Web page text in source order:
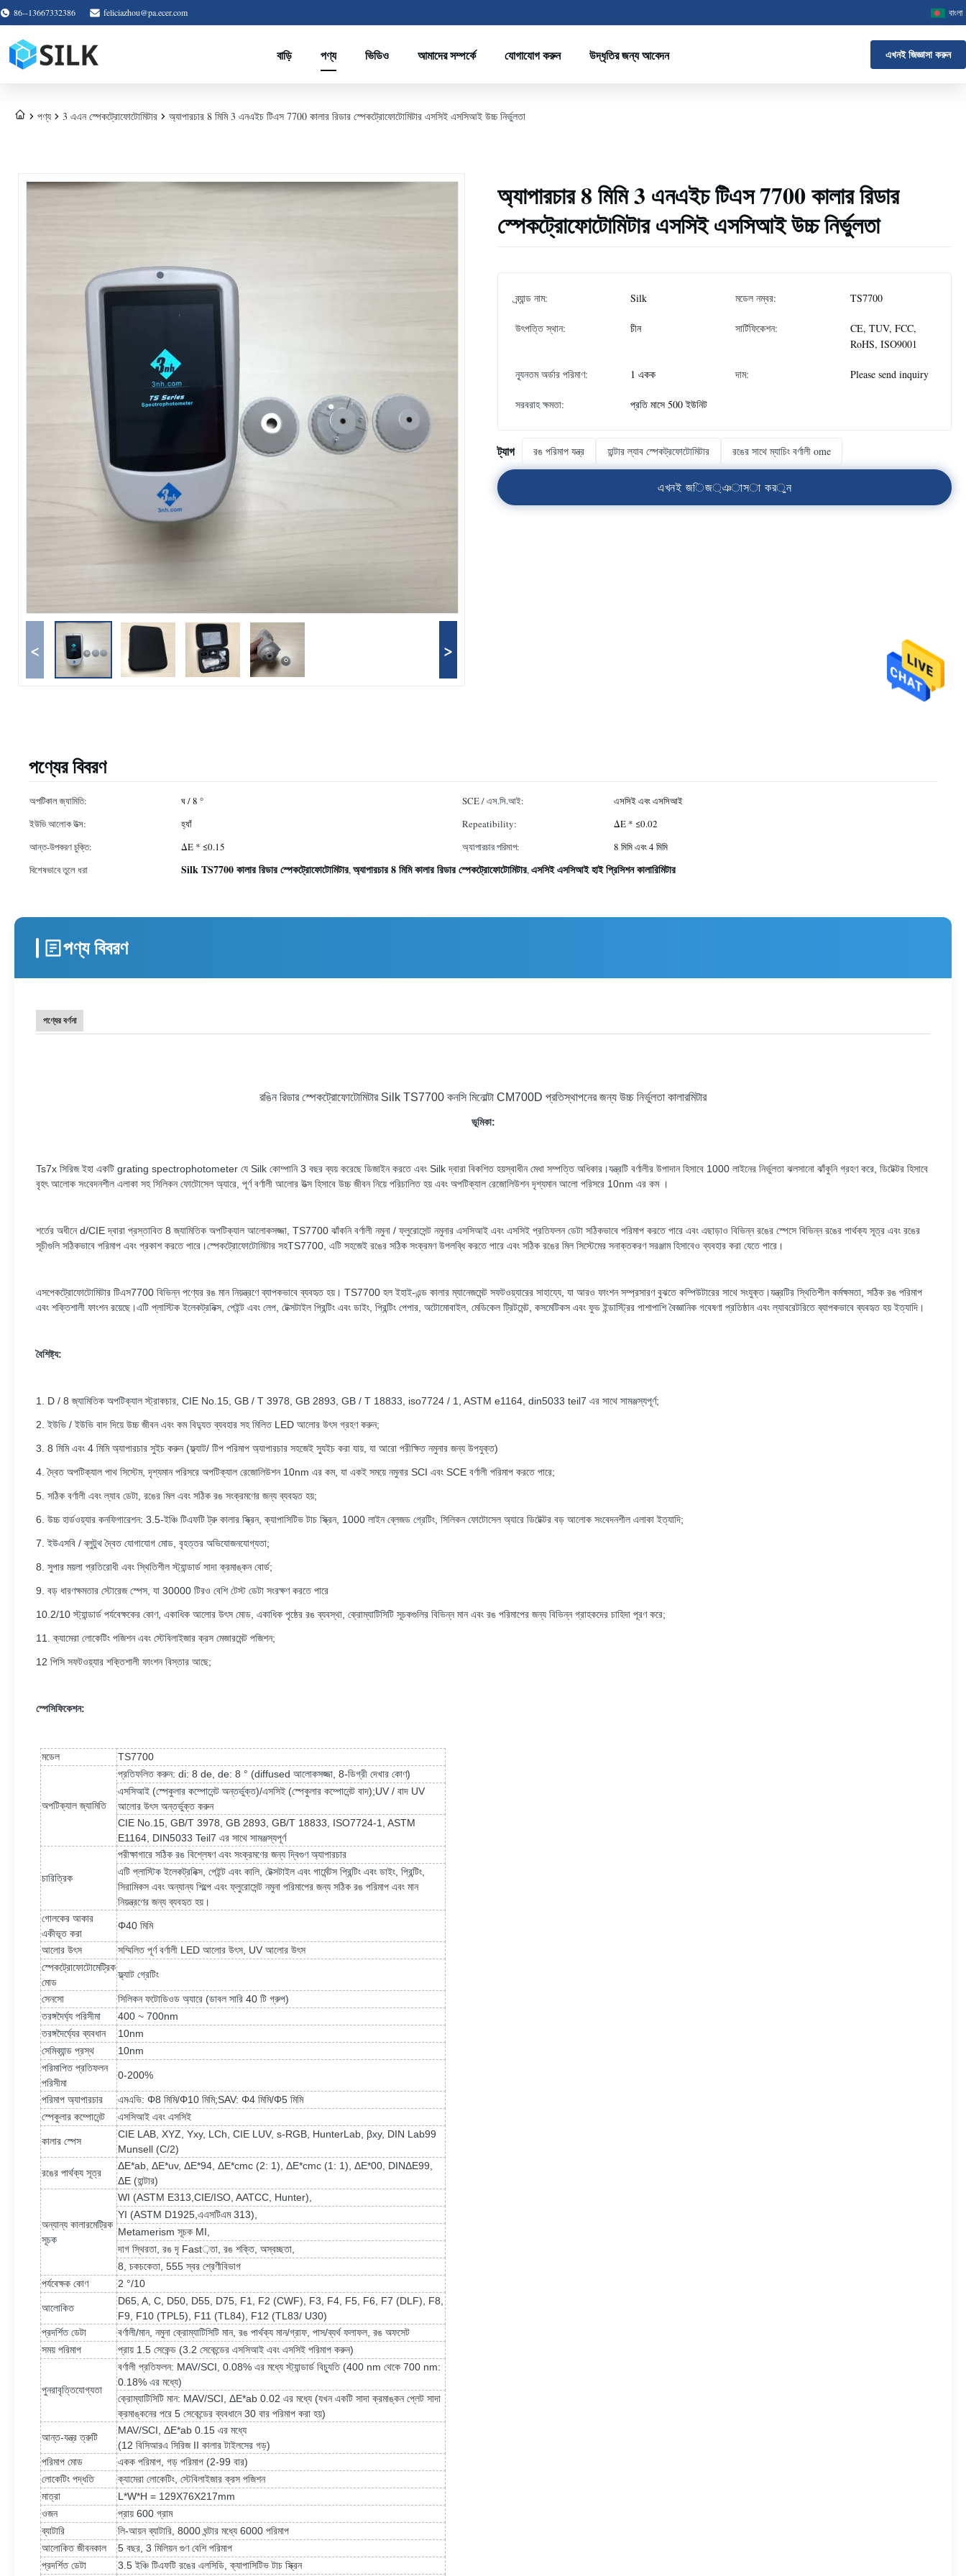
86--13667332386 feliciazhou@pa.ecer.com বাংলা
বাড়ি পণ্য ভিডিও আমাদের সম্পর্কে যোগাযোগ করুন উদ্ধৃতির জন্য আবেদন এখনই জিজ্ঞাসা করুন
পণ্য 3 এএন স্পেকট্রোফোটোমিটার অ্যাপারচার 8 মিমি 3 এনএইচ টিএস 7700 কালার রিডার স্পেকট্রোফোটোমিটার এসসিই এসসিআই উচ্চ নির্ভুলতা
< >
অ্যাপারচার 8 মিমি 3 এনএইচ টিএস 7700 কালার রিডার
স্পেকট্রোফোটোমিটার এসসিই এসসিআই উচ্চ নির্ভুলতা
ব্র্যান্ড নাম: Silk মডেল নম্বর: TS7700
উৎপত্তি স্থান: চীন সার্টিফিকেশন:
CE, TUV, FCC,
RoHS, ISO9001
ন্যূনতম অর্ডার পরিমাণ: 1 একক দাম: Please send inquiry
সরবরাহ ক্ষমতা: প্রতি মাসে 500 ইউনিট
ট্যাগ রঙ পরিমাপ যন্ত্র হান্টার ল্যাব স্পেকট্রফোটোমিটার রঙের সাথে ম্যাচিং বর্ণালী ome
এখনই জিজ্ঞাসা করুন
পণ্যের বিবরণ
অপটিকাল জ্যামিতি: ঘ / 8 ° SCE / এস.সি.আই:
এসসিই এবং এসসিআই
ইউভি আলোক উত্স:
হ্যাঁ Repeatibility:
ΔE * ≤0.02
আন্ত-উপকরণ চুক্তি:
ΔE * ≤0.15 অ্যাপারচার পরিমাপ:
8 মিমি এবং 4 মিমি
বিশেষভাবে তুলে ধরা
Silk TS7700 কালার রিডার স্পেকট্রোফোটোমিটার,অ্যাপারচার 8 মিমি কালার রিডার স্পেকট্রোফোটোমিটার,এসসিই এসসিআই হাই প্রিসিশন কালারিমিটার
পণ্য বিবরণ
পণ্যের বর্ণনা
রঙিন রিডার স্পেকট্রোফোটোমিটার Silk TS7700 কনসি মিনোল্টা CM700D প্রতিস্থাপনের জন্য উচ্চ নির্ভুলতা কালারমিটার
ভূমিকা:
Ts7x সিরিজইহা একটি grating spectrophotometer যে Silk কোম্পানি 3 বছর ব্যয় করেছে ডিজাইন করতে এবং Silk দ্বারা বিকশিত হয়স্বাধীন মেধা সম্পত্তি অধিকার।যন্ত্রটি বর্ণালীর উপাদান হিসাবে 1000 লাইনের নির্ভুলতা ঝলসানো ঝাঁকুনি গ্রহণ করে, ডিটেক্টর হিসাবে
বৃহৎ আলোক সংবেদনশীল এলাকা সহ সিলিকন ফোটোসেল অ্যারে, পূর্ণ বর্ণালী আলোর উত্স হিসাবে উচ্চ জীবন নিয়ে পরিচালিত হয় এবং অপটিক্যাল রেজোলিউশন দৃশ্যমান আলো পরিসরে 10nm এর কম ।
শর্তের অধীনে d/CIE দ্বারা প্রস্তাবিত 8 জ্যামিতিক অপটিক্যাল আলোকসজ্জা, TS7700 ঝাঁকনি বর্ণালী নমুনা / ফ্লুরোসেন্ট নমুনার এসসিআই এবং এসসিই প্রতিফলন ডেটা সঠিকভাবে পরিমাপ করতে পারে এবং এছাড়াও বিভিন্ন রঙের স্পেসে বিভিন্ন রঙের পার্থক্য সূত্র এবং রঙের
সূচীগুলি সঠিকভাবে পরিমাপ এবং প্রকাশ করতে পারে।স্পেকট্রোফোটোমিটার সহTS7700, এটি সহজেই রঙের সঠিক সংক্রমণ উপলব্ধি করতে পারে এবং সঠিক রঙের মিল সিস্টেমের সনাক্তকরণ সরঞ্জাম হিসাবেও ব্যবহার করা যেতে পারে।
এসপেকট্রোফোটোমিটার টিএস7700 বিভিন্ন পণ্যের রঙ মান নিয়ন্ত্রণে ব্যাপকভাবে ব্যবহৃত হয়। TS7700 হল ইহাই-এন্ড কালার ম্যানেজমেন্ট সফটওয়্যারের সাহায্যে, যা আরও ফাংশন সম্প্রসারণ বুঝতে কম্পিউটারের সাথে সংযুক্ত।যন্ত্রটির স্থিতিশীল কর্মক্ষমতা, সঠিক রঙ পরিমাপ
এবং শক্তিশালী ফাংশন রয়েছে।এটি প্লাস্টিক ইলেকট্রনিক্স, পেইন্ট এবং লেপ, টেক্সটাইল প্রিন্টিং এবং ডাইং, প্রিন্টিং পেপার, অটোমোবাইল, মেডিকেল ট্রিটমেন্ট, কসমেটিকস এবং ফুড ইন্ডাস্ট্রির পাশাপাশি বৈজ্ঞানিক গবেষণা প্রতিষ্ঠান এবং ল্যাবরেটরিতে ব্যাপকভাবে ব্যবহৃত হয়ইত্যাদি ।
বৈশিষ্ট্য:
1. D / 8 জ্যামিতিক অপটিক্যাল স্ট্রাকচার, CIE No.15, GB / T 3978, GB 2893, GB / T 18833, iso7724 / 1, ASTM e1164, din5033 teil7 এর সাথে সামঞ্জস্যপূর্ণ;
2. ইউভি / ইউভি বাদ দিয়ে উচ্চ জীবন এবং কম বিদ্যুত ব্যবহার সহ মিলিত LED আলোর উৎস গ্রহণ করুন;
3. 8 মিমি এবং 4 মিমি অ্যাপারচার সুইচ করুন (ফ্ল্যাট/ টিপ পরিমাপ অ্যাপারচার সহজেই স্যুইচ করা যায়, যা আরো পরীক্ষিত নমুনার জন্য উপযুক্ত)
4. দ্বৈত অপটিক্যাল পাথ সিস্টেম, দৃশ্যমান পরিসরে অপটিক্যাল রেজোলিউশন 10nm এর কম, যা একই সময়ে নমুনার SCI এবং SCE বর্ণালী পরিমাপ করতে পারে;
5. সঠিক বর্ণালী এবং ল্যাব ডেটা, রঙের মিল এবং সঠিক রঙ সংক্রমণের জন্য ব্যবহৃত হয়;
6. উচ্চ হার্ডওয়্যার কনফিগারেশন: 3.5-ইঞ্চি টিএফটি ট্রু কালার স্ক্রিন, ক্যাপাসিটিভ টাচ স্ক্রিন, 1000 লাইন ব্লেজড গ্রেটিং, সিলিকন ফোটোসেল অ্যারে ডিটেক্টর বড় আলোক সংবেদনশীল এলাকা ইত্যাদি;
7. ইউএসবি / ব্লুটুথ দ্বৈত যোগাযোগ মোড, বৃহত্তর অভিযোজনযোগ্যতা;
8. সুপার ময়লা প্রতিরোধী এবং স্থিতিশীল স্ট্যান্ডার্ড সাদা ক্রমাঙ্কন বোর্ড;
9. বড় ধারণক্ষমতার স্টোরেজ স্পেস, যা 30000 টিরও বেশি টেস্ট ডেটা সংরক্ষণ করতে পারে
10.2/10 স্ট্যান্ডার্ড পর্যবেক্ষকের কোণ, একাধিক আলোর উৎস মোড, একাধিক পৃষ্ঠের রঙ ব্যবস্থা, ক্রোম্যাটিসিটি সূচকগুলির বিভিন্ন মান এবং রঙ পরিমাপের জন্য বিভিন্ন গ্রাহকদের চাহিদা পূরণ করে;
11. ক্যামেরা লোকেটিং পজিশন এবং স্টেবিলাইজার ক্রস মেজারমেন্ট পজিশন;
12 পিসি সফটওয়্যার শক্তিশালী ফাংশন বিস্তার আছে;
স্পেসিফিকেশন:
মডেল TS7700
অপটিক্যাল জ্যামিতি
প্রতিফলিত করুন: di: 8 de, de: 8 ° (diffused আলোকসজ্জা, 8-ডিগ্রী দেখার কোণ)
এসসিআই (স্পেকুলার কম্পোনেন্ট অন্তর্ভুক্ত)/এসসিই (স্পেকুলার কম্পোনেন্ট বাদ);UV / বাদ UV
আলোর উৎস অন্তর্ভুক্ত করুন
CIE No.15, GB/T 3978, GB 2893, GB/T 18833, ISO7724-1, ASTM
E1164, DIN5033 Teil7 এর সাথে সামঞ্জস্যপূর্ণ
চারিত্রিক
পরীক্ষাগারে সঠিক রঙ বিশ্লেষণ এবং সংক্রমণের জন্য দ্বিগুণ অ্যাপারচার
এটি প্লাস্টিক ইলেকট্রনিক্স, পেইন্ট এবং কালি, টেক্সটাইল এবং গার্মেন্টস প্রিন্টিং এবং ডাইং, প্রিন্টিং,
সিরামিকস এবং অন্যান্য শিল্পে এবং ফ্লুরোসেন্ট নমুনা পরিমাপের জন্য সঠিক রঙ পরিমাপ এবং মান
নিয়ন্ত্রণের জন্য ব্যবহৃত হয়।
গোলকের আকার
একীভূত করা
Φ40 মিমি
আলোর উৎস
সম্মিলিত পূর্ণ বর্ণালী LED আলোর উৎস, UV আলোর উৎস
স্পেকট্রোফোটোমেট্রিক
মোড
ফ্ল্যাট গ্রেটিং
সেনসো
সিলিকন ফটোডিওড অ্যারে (ডাবল সারি 40 টি গ্রুপ)
তরঙ্গদৈর্ঘ্য পরিসীমা
400 ~ 700nm
তরঙ্গদৈর্ঘ্যের ব্যবধান
10nm
সেমিব্যান্ড প্রস্থ
10nm
পরিমাপিত প্রতিফলন
পরিসীমা
0-200%
পরিমাপ অ্যাপারচার এমএভি: Φ8 মিমি/Φ10 মিমি;SAV: Φ4 মিমি/Φ5 মিমি
স্পেকুলার কম্পোনেন্ট
এসসিআই এবং এসসিই
কালার স্পেস
CIE LAB, XYZ, Yxy, LCh, CIE LUV, s-RGB, HunterLab, βxy, DIN Lab99
Munsell (C/2)
রঙের পার্থক্য সূত্র
ΔE*ab, ΔE*uv, ΔE*94, ΔE*cmc (2: 1), ΔE*cmc (1: 1), ΔE*00, DINΔE99,
ΔE (হান্টার)
অন্যান্য কালারমেট্রিক
সূচক
WI (ASTM E313 ,CIE/ISO, AATCC, Hunter),
YI (ASTM D1925 ,এএসটিএম 313),
Metamerism সূচক MI,
দাগ স্থিরতা, রঙ দৃ Fast়তা, রঙ শক্তি, অস্বচ্ছতা,
8, চকচকেতা, 555 স্বর শ্রেণীবিভাগ
পর্যবেক্ষক কোণ
2 °/10
আলোকিত
D65, A, C, D50, D55, D75, F1, F2 (CWF), F3, F4, F5, F6, F7 (DLF), F8,
F9, F10 (TPL5), F11 (TL84), F12 (TL83/ U30)
প্রদর্শিত ডেটা
বর্ণালী/মান, নমুনা ক্রোম্যাটিসিটি মান, রঙ পার্থক্য মান/গ্রাফ, পাস/ব্যর্থ ফলাফল, রঙ অফসেট
সময় পরিমাপ
প্রায় 1.5 সেকেন্ড (3.2 সেকেন্ডের এসসিআই এবং এসসিই পরিমাপ করুন)
পুনরাবৃত্তিযোগ্যতা
বর্ণালী প্রতিফলন: MAV/SCI, 0.08% এর মধ্যে স্ট্যান্ডার্ড বিচ্যুতি (400 nm থেকে 700 nm:
0.18% এর মধ্যে)
ক্রোম্যাটিসিটি মান: MAV/SCI, ΔE*ab 0.02 এর মধ্যে (যখন একটি সাদা ক্রমাঙ্কন প্লেট সাদা
ক্রমাঙ্কনের পরে 5 সেকেন্ডের ব্যবধানে 30 বার পরিমাপ করা হয়)
আন্ত-যন্ত্র ত্রুটি
MAV/SCI, ΔE*ab 0.15 এর মধ্যে
(12 বিসিআরএ সিরিজ II কালার টাইলসের গড়)
পরিমাপ মোড
একক পরিমাপ, গড় পরিমাপ (2-99 বার)
লোকেটিং পদ্ধতি
ক্যামেরা লোকেটিং, স্টেবিলাইজার ক্রস পজিশন
মাত্রা
L*W*H = 129X76X217mm
ওজন
প্রায় 600 গ্রাম
ব্যাটারি
লি-আয়ন ব্যাটারি, 8000 ঘন্টার মধ্যে 6000 পরিমাপ
আলোকিত জীবনকাল
5 বছর, 3 মিলিয়ন গুণ বেশি পরিমাপ
প্রদর্শিত ডেটা
3.5 ইঞ্চি টিএফটি রঙের এলসিডি, ক্যাপাসিটিভ টাচ স্ক্রিন